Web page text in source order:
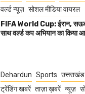
वर्ल्ड न्यूज़ सोशल मीडिया वायरल
FIFA World Cup: ईरान,
साथ वर्ल्ड कप अभियान का किया
Dehardun Sports उत्तराखंड
ट्रेंडिंग खबरें ताज़ा ख़बरें न्यूज़